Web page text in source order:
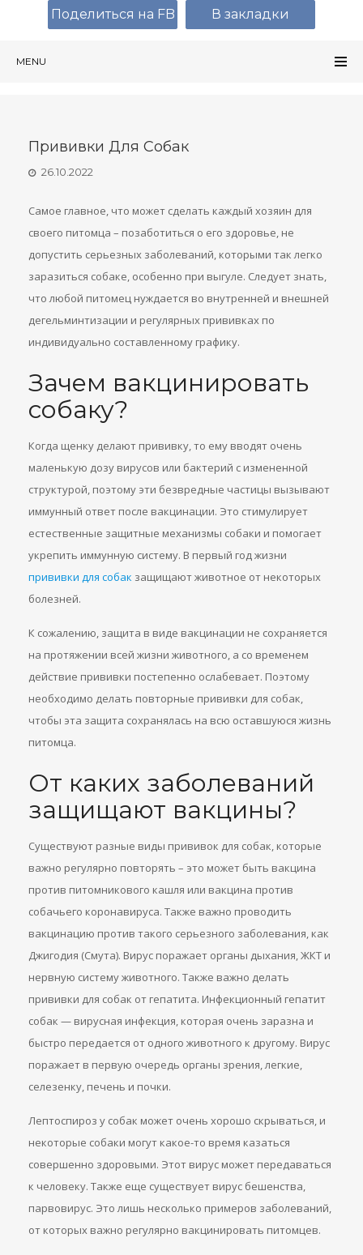
MENU
Прививки Для Собак
26.10.2022
Самое главное, что может сделать каждый хозяин для
своего питомца – позаботиться о его здоровье, не
допустить серьезных заболеваний, которыми так легко
заразиться собаке, особенно при выгуле. Следует знать,
что любой питомец нуждается во внутренней и внешней
дегельминтизации и регулярных прививках по
индивидуально составленному графику.
Зачем вакцинировать
собаку?
Когда щенку делают прививку, то ему вводят очень
маленькую дозу вирусов или бактерий с измененной
структурой, поэтому эти безвредные частицы вызывают
иммунный ответ после вакцинации. Это стимулирует
естественные защитные механизмы собаки и помогает
укрепить иммунную систему. В первый год жизни
прививки для собак защищают животное от некоторых
болезней.
К сожалению, защита в виде вакцинации не сохраняется
на протяжении всей жизни животного, а со временем
действие прививки постепенно ослабевает. Поэтому
необходимо делать повторные прививки для собак,
чтобы эта защита сохранялась на всю оставшуюся жизнь
питомца.
От каких заболеваний
защищают вакцины?
Существуют разные виды прививок для собак, которые
важно регулярно повторять – это может быть вакцина
против питомникового кашля или вакцина против
собачьего коронавируса. Также важно проводить
вакцинацию против такого серьезного заболевания, как
Джигодия (Смута). Вирус поражает органы дыхания, ЖКТ и
нервную систему животного. Также важно делать
прививки для собак от гепатита. Инфекционный гепатит
собак — вирусная инфекция, которая очень заразна и
быстро передается от одного животного к другому. Вирус
поражает в первую очередь органы зрения, легкие,
селезенку, печень и почки.
Лептоспироз у собак может очень хорошо скрываться, и
некоторые собаки могут какое-то время казаться
совершенно здоровыми. Этот вирус может передаваться
к человеку. Также еще существует вирус бешенства,
парвовирус. Это лишь несколько примеров заболеваний,
от которых важно регулярно вакцинировать питомцев.
Поделиться на FB В закладки